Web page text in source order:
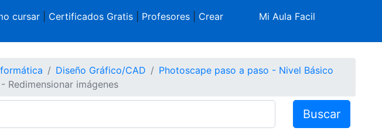
cursar| Certificados Gratis| Profesores| Crear
Mi Aula Facil
Diseño Gráfico/CAD
Photoscape paso a paso - Nivel Básico
Redimensionar imágenes
Buscar